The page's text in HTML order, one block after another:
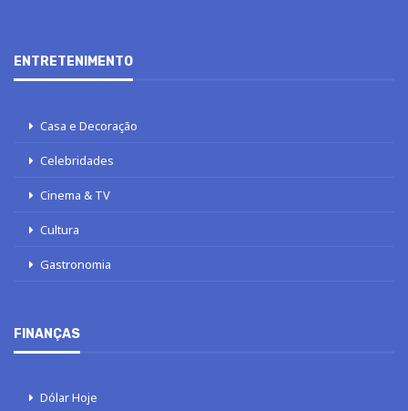
ENTRETENIMENTO
Casa e Decoração
Celebridades
Cinema & TV
Cultura
Gastronomia
FINANÇAS
Dólar Hoje